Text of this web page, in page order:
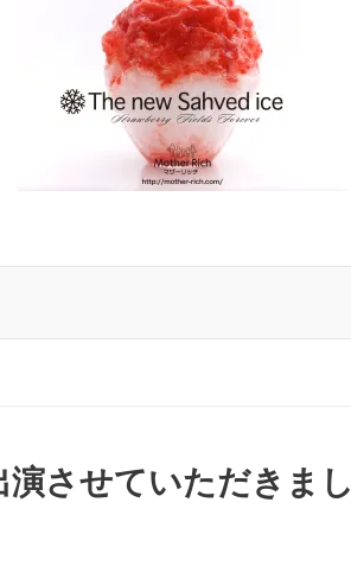
させていただきまし